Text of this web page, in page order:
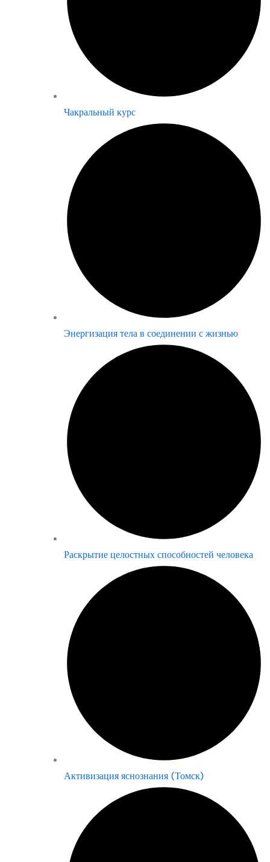
Чакральный курс
Энергизация тела в соединении с жизнью
Раскрытие целостных способностей человека
Активизация яснознания (Томск)